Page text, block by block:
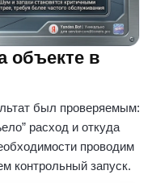
объекте в
был проверяемым:
расход и откуда
проводим
контрольный запуск.